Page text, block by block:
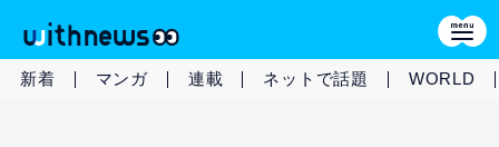
新着 マンガ 連載 ネットで話題 WORLD